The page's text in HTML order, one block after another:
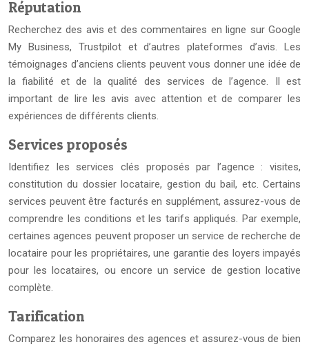
Réputation
Recherchez des avis et des commentaires en ligne sur Google
My Business, Trustpilot et d’autres plateformes d’avis. Les
témoignages d’anciens clients peuvent vous donner une idée de
la fiabilité et de la qualité des services de l’agence. Il est
important de lire les avis avec attention et de comparer les
expériences de différents clients.
Services proposés
Identifiez les services clés proposés par l’agence : visites,
constitution du dossier locataire, gestion du bail, etc. Certains
services peuvent être facturés en supplément, assurez-vous de
comprendre les conditions et les tarifs appliqués. Par exemple,
certaines agences peuvent proposer un service de recherche de
locataire pour les propriétaires, une garantie des loyers impayés
pour les locataires, ou encore un service de gestion locative
complète.
Tarification
Comparez les honoraires des agences et assurez-vous de bien